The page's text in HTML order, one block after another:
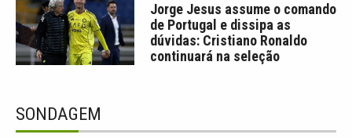
Jorge Jesus assume o comando
de Portugal e dissipa as
dúvidas: Cristiano Ronaldo
continuará na seleção
SONDAGEM